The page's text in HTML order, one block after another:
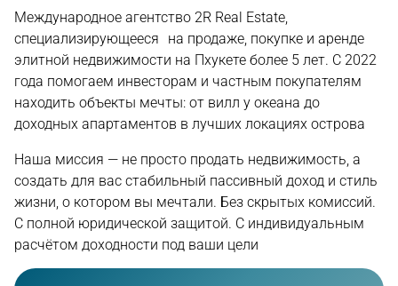
Международное агентство 2R Real Estate,
специализирующееся на продаже, покупке и аренде
элитной недвижимости на Пхукете более 5 лет. С 2022
года помогаем инвесторам и частным покупателям
находить объекты мечты: от вилл у океана до
доходных апартаментов в лучших локациях острова
Наша миссия — не просто продать недвижимость, а
создать для вас стабильный пассивный доход и стиль
жизни, о котором вы мечтали. Без скрытых комиссий.
С полной юридической защитой. С индивидуальным
расчётом доходности под ваши цели